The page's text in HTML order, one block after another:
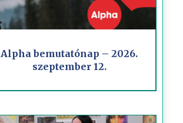
Alpha bemutatónap – 2026.
szeptember 12.